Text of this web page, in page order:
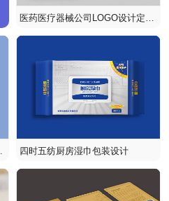
医药医疗器械公司LOGO设计定稿
并提交注册
四时五纺厨房湿巾包装设计